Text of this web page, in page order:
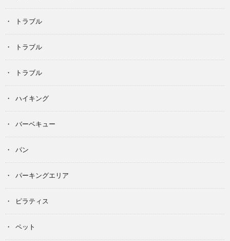
トラブル
トラブル
トラブル
ハイキング
バーベキュー
パン
パーキングエリア
ピラティス
ペット